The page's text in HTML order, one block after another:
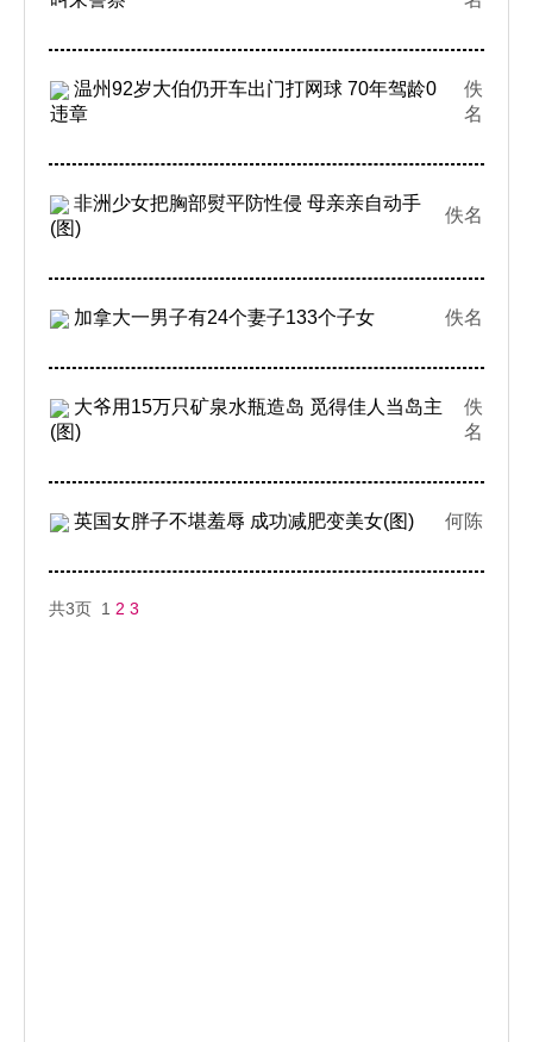
温州92岁大伯仍开车出门打网球 70年驾龄0
违章
佚
名
非洲少女把胸部熨平防性侵 母亲亲自动手
(图)
佚名
加拿大一男子有24个妻子133个子女 佚名
大爷用15万只矿泉水瓶造岛 觅得佳人当岛主
(图)
佚
名
英国女胖子不堪羞辱 成功减肥变美女(图) 何陈
共3页 1 2 3